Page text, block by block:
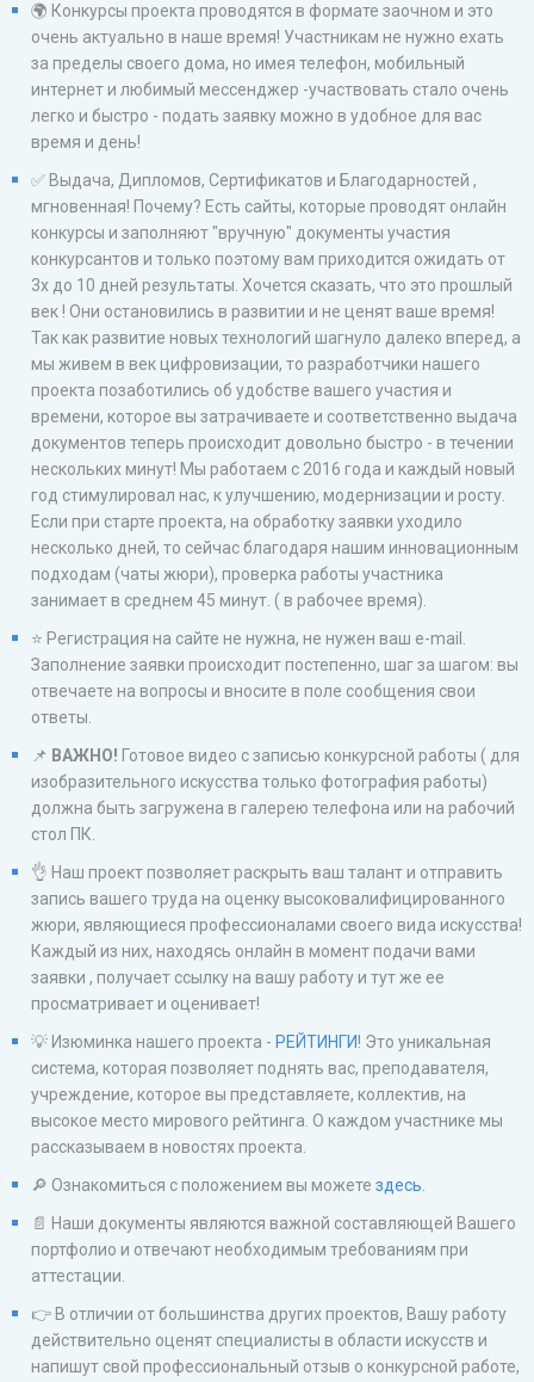
🌍 Конкурсы проекта проводятся в формате заочном и это
очень актуально в наше время! Участникам не нужно ехать
за пределы своего дома, но имея телефон, мобильный
интернет и любимый мессенджер -участвовать стало очень
легко и быстро - подать заявку можно в удобное для вас
время и день!
✅ Выдача, Дипломов, Сертификатов и Благодарностей ,
мгновенная! Почему? Есть сайты, которые проводят онлайн
конкурсы и заполняют "вручную" документы участия
конкурсантов и только поэтому вам приходится ожидать от
3х до 10 дней результаты. Хочется сказать, что это прошлый
век ! Они остановились в развитии и не ценят ваше время!
Так как развитие новых технологий шагнуло далеко вперед, а
мы живем в век цифровизации, то разработчики нашего
проекта позаботились об удобстве вашего участия и
времени, которое вы затрачиваете и соответственно выдача
документов теперь происходит довольно быстро - в течении
нескольких минут! Мы работаем с 2016 года и каждый новый
год стимулировал нас, к улучшению, модернизации и росту.
Если при старте проекта, на обработку заявки уходило
несколько дней, то сейчас благодаря нашим инновационным
подходам (чаты жюри), проверка работы участника
занимает в среднем 45 минут. ( в рабочее время).
⭐ Регистрация на сайте не нужна, не нужен ваш e-mail.
Заполнение заявки происходит постепенно, шаг за шагом: вы
отвечаете на вопросы и вносите в поле сообщения свои
ответы.
📌 ВАЖНО! Готовое видео с записью конкурсной работы ( для
изобразительного искусства только фотография работы)
должна быть загружена в галерею телефона или на рабочий
стол ПК.
👌 Наш проект позволяет раскрыть ваш талант и отправить
запись вашего труда на оценку высоковалифицированного
жюри, являющиеся профессионалами своего вида искусства!
Каждый из них, находясь онлайн в момент подачи вами
заявки , получает ссылку на вашу работу и тут же ее
просматривает и оценивает!
💡 Изюминка нашего проекта - РЕЙТИНГИ! Это уникальная
система, которая позволяет поднять вас, преподавателя,
учреждение, которое вы представляете, коллектив, на
высокое место мирового рейтинга. О каждом участнике мы
рассказываем в новостях проекта.
🔎 Ознакомиться с положением вы можете здесь
📄 Наши документы являются важной составляющей Вашего
портфолио и отвечают необходимым требованиям при
аттестации.
👉 В отличии от большинства других проектов, Вашу работу
действительно оценят специалисты в области искусств и
напишут свой профессиональный отзыв о конкурсной работе,